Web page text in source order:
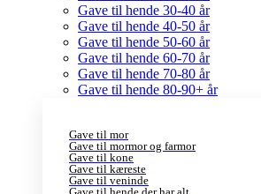
Gave til hende 30-40 år
Gave til hende 40-50 år
Gave til hende 50-60 år
Gave til hende 60-70 år
Gave til hende 70-80 år
Gave til hende 80-90+ år
Gave til mor
Gave til mormor og farmor
Gave til kone
Gave til kæreste
Gave til veninde